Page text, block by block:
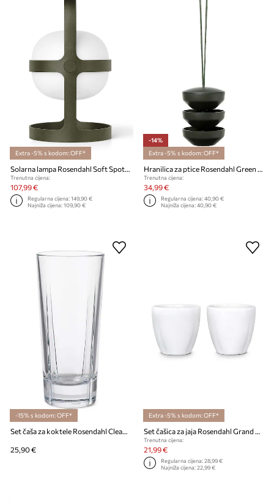
Extra -5% s kodom: OFF*
Solarna lampa Rosendahl Soft Spot Solar
Trenutna cijena:
107,99 €
Regularna cijena:149,90 €
Najniža cijena:109,90 €
-14%
Extra -5% s kodom: OFF*
Hranilica za ptice Rosendahl Green Recycled
Trenutna cijena:
34,99 €
Regularna cijena:40,90 €
Najniža cijena:40,90 €
-15% s kodom: OFF*
Set čaša za koktele Rosendahl Clear Grand Cru 4-pack
25,90 €
Extra -5% s kodom: OFF*
Set čašica za jaja Rosendahl Grand Cru 2-pack
Trenutna cijena:
21,99 €
Regularna cijena:28,99 €
Najniža cijena:22,99 €